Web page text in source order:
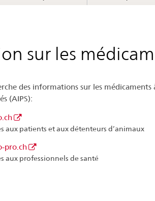
sur les
des informations sur les médicaments
(AIPS):
aux patients et aux détenteurs d’animaux
pro.ch
aux professionnels de santé